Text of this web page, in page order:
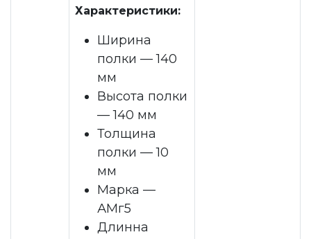
Характеристики:
Ширина
полки — 140
мм
Высота полки
— 140 мм
Толщина
полки — 10
мм
Марка —
АМг5
Длинна